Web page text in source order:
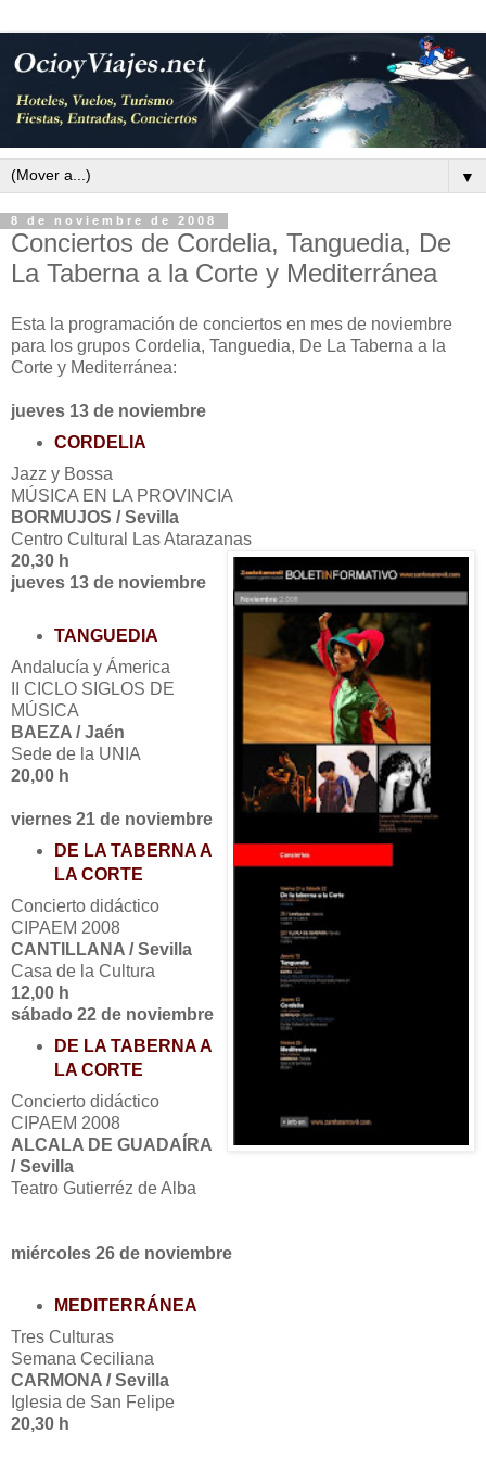
▼
8 de noviembre de 2008
Conciertos de Cordelia, Tanguedia, De
La Taberna a la Corte y Mediterránea
Esta la programación de conciertos en mes de noviembre
para los grupos Cordelia, Tanguedia, De La Taberna a la
Corte y Mediterránea:
jueves 13 de noviembre
CORDELIA
Jazz y Bossa
MÚSICA EN LA PROVINCIA
BORMUJOS / Sevilla
Centro Cultural Las Atarazanas
20,30 h
jueves 13 de noviembre
TANGUEDIA
Andalucía y Ámerica
II CICLO SIGLOS DE
MÚSICA
BAEZA / Jaén
Sede de la UNIA
20,00 h
viernes 21 de noviembre
DE LA TABERNA A
LA CORTE
Concierto didáctico
CIPAEM 2008
CANTILLANA / Sevilla
Casa de la Cultura
12,00 h
sábado 22 de noviembre
DE LA TABERNA A
LA CORTE
Concierto didáctico
CIPAEM 2008
ALCALA DE GUADAÍRA
/ Sevilla
Teatro Gutierréz de Alba
miércoles 26 de noviembre
MEDITERRÁNEA
Tres Culturas
Semana Ceciliana
CARMONA / Sevilla
Iglesia de San Felipe
20,30 h